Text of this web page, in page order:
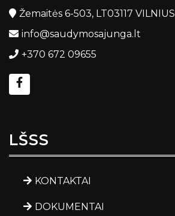
Žemaitės 6-503, LT03117 VILNIUS
info@saudymosajunga.lt
+370 672 09655
LŠSS
KONTAKTAI
DOKUMENTAI